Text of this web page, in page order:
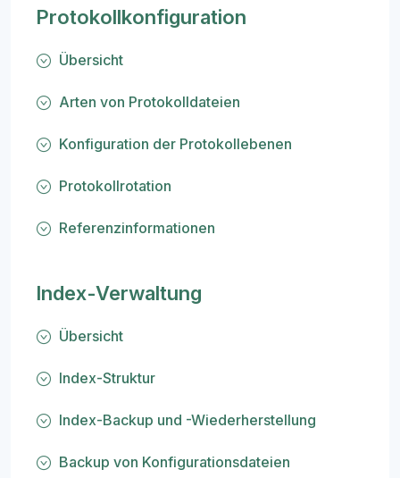
Protokollkonfiguration
Übersicht
Arten von Protokolldateien
Konfiguration der Protokollebenen
Protokollrotation
Referenzinformationen
Index-Verwaltung
Übersicht
Index-Struktur
Index-Backup und -Wiederherstellung
Backup von Konfigurationsdateien